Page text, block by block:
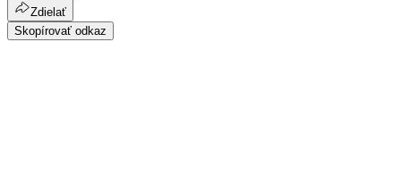
Zdielať
Skopírovať odkaz